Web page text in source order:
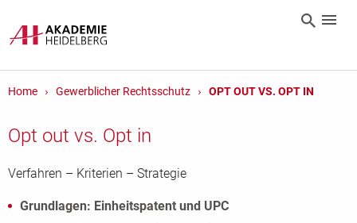
Home Gewerblicher Rechtsschutz OPT OUT VS. OPT IN
Opt out vs. Opt in
Verfahren – Kriterien – Strategie
Grundlagen: Einheitspatent und UPC